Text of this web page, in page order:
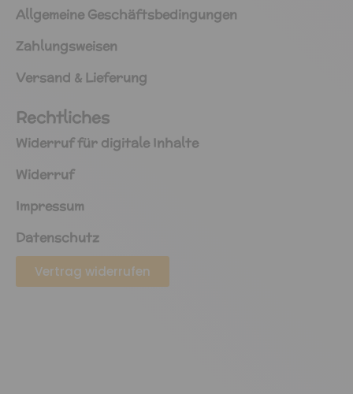
Allgemeine Geschäftsbedingungen
Zahlungsweisen
Versand & Lieferung
Rechtliches
Widerruf für digitale Inhalte
Widerruf
Impressum
Datenschutz
Vertrag widerrufen